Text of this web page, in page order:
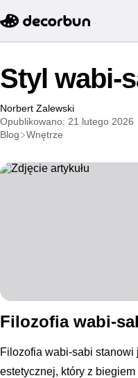
Styl wabi-
Norbert Zalewski
Opublikowano: 21 lutego 2026
Blog
Wnętrze
Filozofia wabi-
Filozofia wabi-sabi
estetycznej, który z